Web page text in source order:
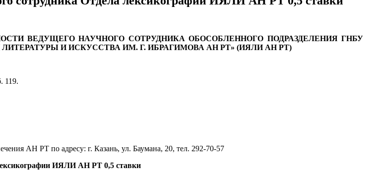
ВЕДУЩЕГО НАУЧНОГО СОТРУДНИКА ОБОСОБЛЕННОГО ПОДРАЗДЕЛЕНИЯ ГНБУ
И ИСКУССТВА ИМ. Г. ИБРАГИМОВА АН РТ» (ИЯЛИ АН РТ)
119.
АН РТ по адресу: г. Казань, ул. Баумана, 20, тел. 292-70-57
ИЯЛИ АН РТ 0,5 ставки